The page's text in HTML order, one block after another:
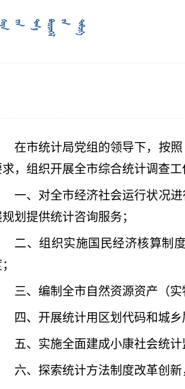
在市统计局党组的领导下，按
求，组织开展全市综合统计调查工
一、对全市经济社会运行状况
规划提供统计咨询服务；
二、组织实施国民经济核算制
三、编制全市自然资源资产（实
四、开展统计用区划代码和城乡
五、实施全面建成小康社会统计
六、探索统计方法制度改革创